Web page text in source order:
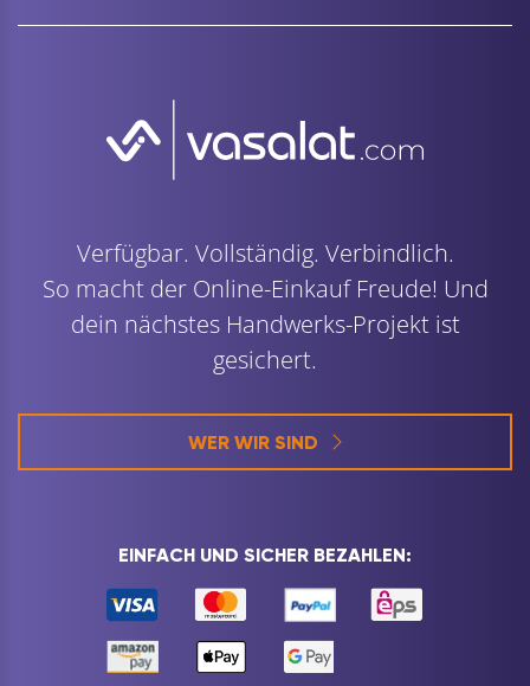
Verfügbar. Vollständig. Verbindlich.
So macht der Online-Einkauf Freude! Und
dein nächstes Handwerks-Projekt ist
gesichert.
WER WIR SIND
EINFACH UND SICHER BEZAHLEN: